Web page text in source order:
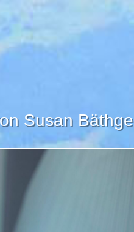
Susan Bäthge